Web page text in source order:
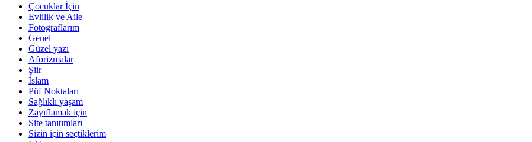
Çocuklar İçin
Evlilik ve Aile
Fotograflarım
Genel
Güzel yazı
Aforizmalar
Şiir
İslam
Püf Noktaları
Sağlıklı yaşam
Zayıflamak için
Site tanıtımları
Sizin için seçtiklerim